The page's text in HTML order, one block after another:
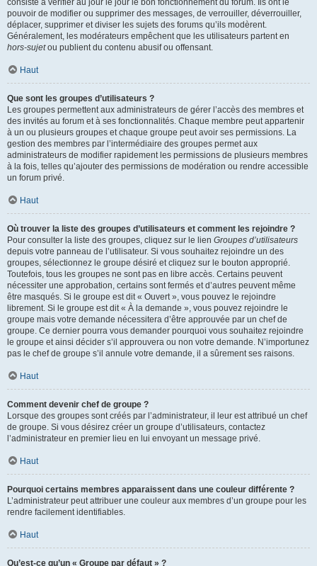
consiste à vérifier au jour le jour le bon fonctionnement du forum. Ils ont le
pouvoir de modifier ou supprimer des messages, de verrouiller, déverrouiller,
déplacer, supprimer et diviser les sujets des forums qu’ils modèrent.
Généralement, les modérateurs empêchent que les utilisateurs partent en
hors-sujetou publient du contenu abusif ou offensant.
Haut
Que sont les groupes d’utilisateurs ?
Les groupes permettent aux administrateurs de gérer l’accès des membres et
des invités au forum et à ses fonctionnalités. Chaque membre peut appartenir
à un ou plusieurs groupes et chaque groupe peut avoir ses permissions. La
gestion des membres par l’intermédiaire des groupes permet aux
administrateurs de modifier rapidement les permissions de plusieurs membres
à la fois, telles qu’ajouter des permissions de modération ou rendre accessible
un forum privé.
Haut
Où trouver la liste des groupes d’utilisateurs et comment les rejoindre ?
Pour consulter la liste des groupes, cliquez sur le lien Groupes d’utilisateurs
depuis votre panneau de l’utilisateur. Si vous souhaitez rejoindre un des
groupes, sélectionnez le groupe désiré et cliquez sur le bouton approprié.
Toutefois, tous les groupes ne sont pas en libre accès. Certains peuvent
nécessiter une approbation, certains sont fermés et d’autres peuvent même
être masqués. Si le groupe est dit « Ouvert », vous pouvez le rejoindre
librement. Si le groupe est dit « À la demande », vous pouvez rejoindre le
groupe mais votre demande nécessitera d’être approuvée par un chef de
groupe. Ce dernier pourra vous demander pourquoi vous souhaitez rejoindre
le groupe et ainsi décider s’il approuvera ou non votre demande. N’importunez
pas le chef de groupe s’il annule votre demande, il a sûrement ses raisons.
Haut
Comment devenir chef de groupe ?
Lorsque des groupes sont créés par l’administrateur, il leur est attribué un chef
de groupe. Si vous désirez créer un groupe d’utilisateurs, contactez
l’administrateur en premier lieu en lui envoyant un message privé.
Haut
Pourquoi certains membres apparaissent dans une couleur différente ?
L’administrateur peut attribuer une couleur aux membres d’un groupe pour les
rendre facilement identifiables.
Haut
Qu’est-ce qu’un « Groupe par défaut » ?